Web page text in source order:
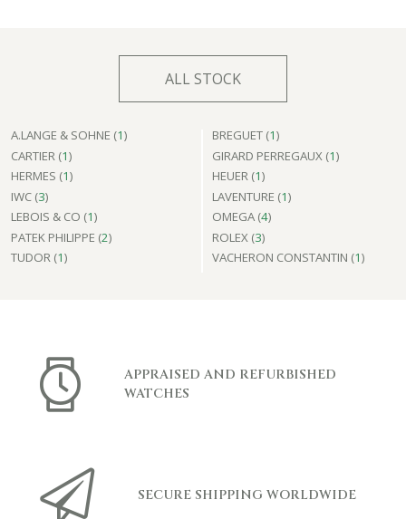
ALL STOCK
A.LANGE & SOHNE (1) BREGUET (1)
CARTIER (1) GIRARD PERREGAUX (1)
HERMES (1) HEUER (1)
IWC (3) LAVENTURE (1)
LEBOIS & CO (1) OMEGA (4)
PATEK PHILIPPE (2) ROLEX (3)
TUDOR (1) VACHERON CONSTANTIN (1)
APPRAISED AND REFURBISHED
WATCHES
SECURE SHIPPING WORLDWIDE